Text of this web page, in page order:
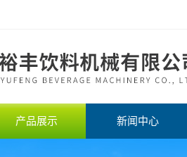
产品展示 新闻中心